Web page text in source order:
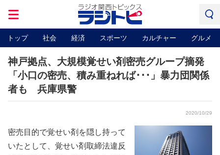
トップ 社会 経済 スポーツ カルチャー グルメ
神戸拠点、大規模覚せい剤密売グループ摘発
「小口の密売、積み重ねれば･･･」暴力団関係
者も 兵庫県警
2020/10/29
密売目的で覚せい剤を隠し持って
いたとして、覚せい剤取締法違反